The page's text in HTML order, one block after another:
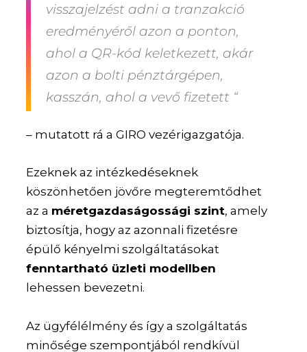
visszajelzést adni a tranzakció
eredményéről azon a ponton,
ahol a QR-kód keletkezett, akár
azon a bolti pénztárgépen,
kasszán, ahol a vevő fizetett “
– mutatott rá a GIRO vezérigazgatója.
Ezeknek az intézkedéseknek
köszönhetően jövőre megteremtődhet
az a méretgazdaságossági szint, amely
biztosítja, hogy az azonnali fizetésre
épülő kényelmi szolgáltatásokat
fenntartható üzleti modellben
lehessen bevezetni.
Az ügyfélélmény és így a szolgáltatás
minősége szempontjából rendkívül